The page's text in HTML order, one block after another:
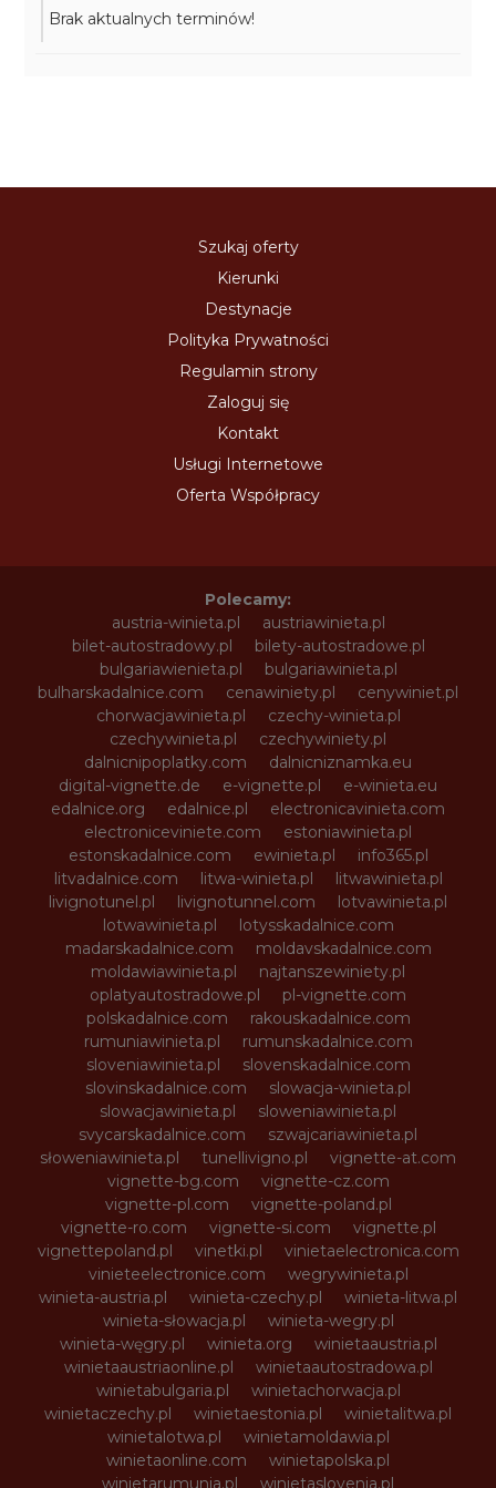
Brak aktualnych terminów!
Szukaj oferty
Kierunki
Destynacje
Polityka Prywatności
Regulamin strony
Zaloguj się
Kontakt
Usługi Internetowe
Oferta Współpracy
Polecamy:
austria-winieta.pl
austriawinieta.pl
bilet-autostradowy.pl
bilety-autostradowe.pl
bulgariawienieta.pl
bulgariawinieta.pl
bulharskadalnice.com
cenawiniety.pl
cenywiniet.pl
chorwacjawinieta.pl
czechy-winieta.pl
czechywinieta.pl
czechywiniety.pl
dalnicnipoplatky.com
dalnicniznamka.eu
digital-vignette.de
e-vignette.pl
e-winieta.eu
edalnice.org
edalnice.pl
electronicavinieta.com
electroniceviniete.com
estoniawinieta.pl
estonskadalnice.com
ewinieta.pl
info365.pl
litvadalnice.com
litwa-winieta.pl
litwawinieta.pl
livignotunel.pl
livignotunnel.com
lotvawinieta.pl
lotwawinieta.pl
lotysskadalnice.com
madarskadalnice.com
moldavskadalnice.com
moldawiawinieta.pl
najtanszewiniety.pl
oplatyautostradowe.pl
pl-vignette.com
polskadalnice.com
rakouskadalnice.com
rumuniawinieta.pl
rumunskadalnice.com
sloveniawinieta.pl
slovenskadalnice.com
slovinskadalnice.com
slowacja-winieta.pl
slowacjawinieta.pl
sloweniawinieta.pl
svycarskadalnice.com
szwajcariawinieta.pl
słoweniawinieta.pl
tunellivigno.pl
vignette-at.com
vignette-bg.com
vignette-cz.com
vignette-pl.com
vignette-poland.pl
vignette-ro.com
vignette-si.com
vignette.pl
vignettepoland.pl
vinetki.pl
vinietaelectronica.com
vinieteelectronice.com
wegrywinieta.pl
winieta-austria.pl
winieta-czechy.pl
winieta-litwa.pl
winieta-słowacja.pl
winieta-wegry.pl
winieta-węgry.pl
winieta.org
winietaaustria.pl
winietaaustriaonline.pl
winietaautostradowa.pl
winietabulgaria.pl
winietachorwacja.pl
winietaczechy.pl
winietaestonia.pl
winietalitwa.pl
winietalotwa.pl
winietamoldawia.pl
winietaonline.com
winietapolska.pl
winietarumunia.pl
winietaslovenia.pl